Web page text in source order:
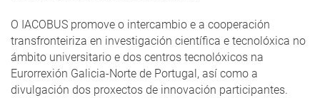
O IACOBUS promove o intercambio e a cooperación
transfronteiriza en investigación científica e tecnolóxica no
ámbito universitario e dos centros tecnolóxicos na
Eurorrexión Galicia-Norte de Portugal, así como a
divulgación dos proxectos de innovación participantes.